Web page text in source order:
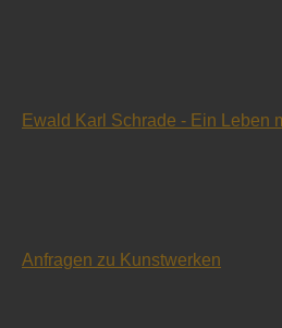
Ewald Karl Schrade - Ein Leben
Anfragen zu Kunstwerken